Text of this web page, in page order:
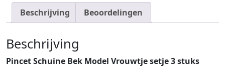
3
stuks
Beschrijving Beoordelingen
Beschrijving
Pincet Schuine Bek Model Vrouwtje setje 3 stuks